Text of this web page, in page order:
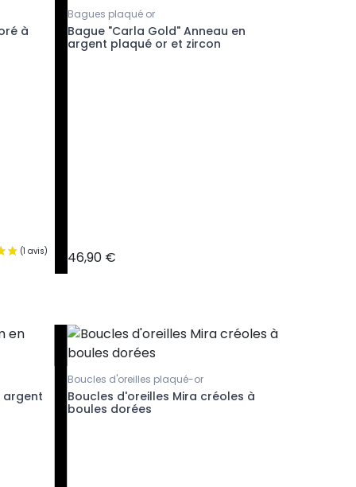
à
Bagues plaqué or
Bague "Carla Gold" Anneau en
argent plaqué or et zircon
46,90 €
argent
Boucles d'oreilles plaqué-or
Boucles d'oreilles Mira créoles à
boules dorées